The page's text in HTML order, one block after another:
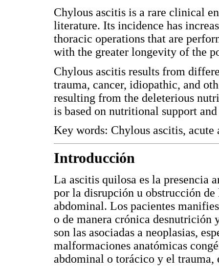
Chylous ascitis is a rare clinical
literature. Its incidence has
thoracic operations that are
with the greater longevity of the
Chylous ascitis results from
trauma, cancer, idiopathic, and
resulting from the deleterious
is based on nutritional support
Key words: Chylous ascitis,
Introducción
La ascitis quilosa es la presencia
por la disrupción u obstrucción
abdominal. Los pacientes
o de manera crónica desnutrición
son las asociadas a neoplasias,
malformaciones anatómicas
abdominal o torácico y el trauma,